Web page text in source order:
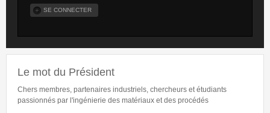
Le mot du Président
Chers membres, partenaires industriels, chercheurs et étudiants
passionnés par l'ingénierie des matériaux et des procédés